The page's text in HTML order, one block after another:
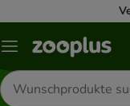
Menü
Produkte
suchen